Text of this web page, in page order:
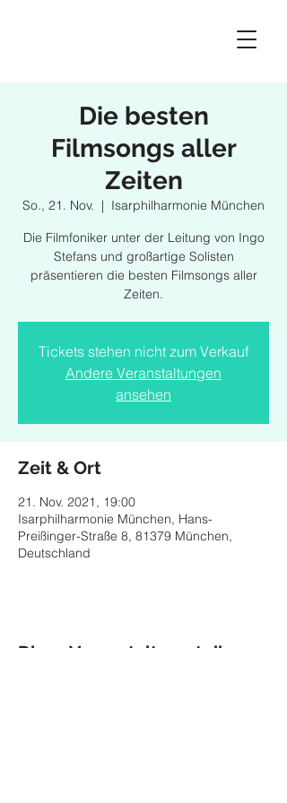
Die besten
Filmsongs aller
Zeiten
So., 21. Nov.
  |
Isarphilharmonie München
Die Filmfoniker unter der Leitung von Ingo
Stefans und großartige Solisten
präsentieren die besten Filmsongs aller
Zeiten.
Tickets stehen nicht zum Verkauf
Andere Veranstaltungen
ansehen
Zeit & Ort
21. Nov. 2021, 19:00
Isarphilharmonie München, Hans-
Preißinger-Straße 8, 81379 München,
Deutschland
Diese Veranstaltung teilen